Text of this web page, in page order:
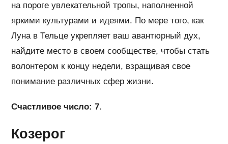
на пороге увлекательной тропы, наполненной
яркими культурами и идеями. По мере того, как
Луна в Тельце укрепляет ваш авантюрный дух,
найдите место в своем сообществе, чтобы стать
волонтером к концу недели, взращивая свое
понимание различных сфер жизни.
Счастливое число: 7.
Козерог